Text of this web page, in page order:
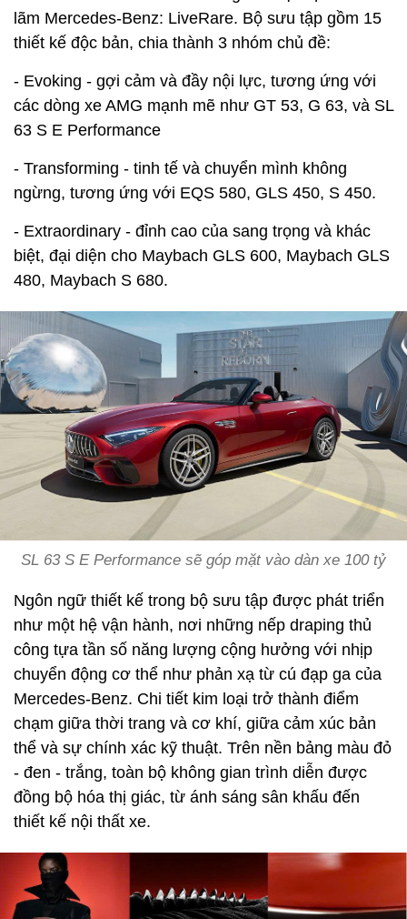
lãm Mercedes-Benz: LiveRare. Bộ sưu tập gồm 15
thiết kế độc bản, chia thành 3 nhóm chủ đề:
- Evoking - gợi cảm và đầy nội lực, tương ứng với
các dòng xe AMG mạnh mẽ như GT 53, G 63, và SL
63 S E Performance
- Transforming - tinh tế và chuyển mình không
ngừng, tương ứng với EQS 580, GLS 450, S 450.
- Extraordinary - đỉnh cao của sang trọng và khác
biệt, đại diện cho Maybach GLS 600, Maybach GLS
480, Maybach S 680.
SL 63 S E Performance sẽ góp mặt vào dàn xe 100 tỷ
Ngôn ngữ thiết kế trong bộ sưu tập được phát triển
như một hệ vận hành, nơi những nếp draping thủ
công tựa tần số năng lượng cộng hưởng với nhịp
chuyển động cơ thể như phản xạ từ cú đạp ga của
Mercedes-Benz. Chi tiết kim loại trở thành điểm
chạm giữa thời trang và cơ khí, giữa cảm xúc bản
thể và sự chính xác kỹ thuật. Trên nền bảng màu đỏ
- đen - trắng, toàn bộ không gian trình diễn được
đồng bộ hóa thị giác, từ ánh sáng sân khấu đến
thiết kế nội thất xe.